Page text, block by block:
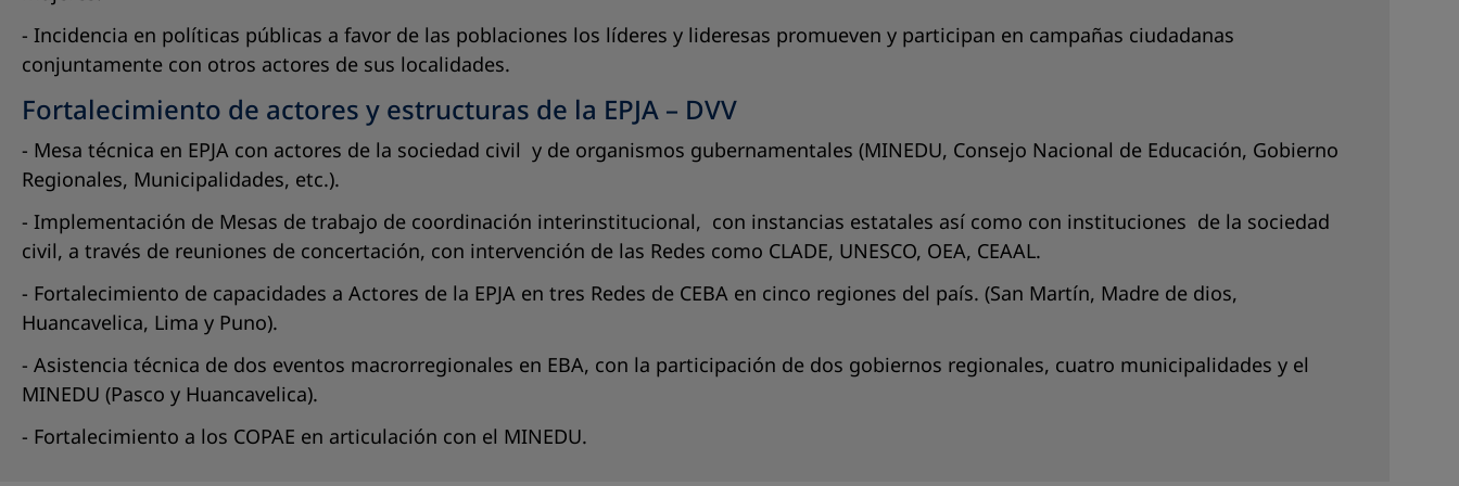
- Incidencia en políticas públicas a favor de las poblaciones los líderes y lideresas promueven y participan en campañas ciudadanas
conjuntamente con otros actores de sus localidades.
Fortalecimiento de actores y estructuras de la EPJA – DVV
- Mesa técnica en EPJA con actores de la sociedad civil y de organismos gubernamentales (MINEDU, Consejo Nacional de Educación, Gobierno
Regionales, Municipalidades, etc.).
- Implementación de Mesas de trabajo de coordinación interinstitucional, con instancias estatales así como con instituciones de la sociedad
civil, a través de reuniones de concertación, con intervención de las Redes como CLADE, UNESCO, OEA, CEAAL.
- Fortalecimiento de capacidades a Actores de la EPJA en tres Redes de CEBA en cinco regiones del país. (San Martín, Madre de dios,
Huancavelica, Lima y Puno).
- Asistencia técnica de dos eventos macrorregionales en EBA, con la participación de dos gobiernos regionales, cuatro municipalidades y el
MINEDU (Pasco y Huancavelica).
- Fortalecimiento a los COPAE en articulación con el MINEDU.